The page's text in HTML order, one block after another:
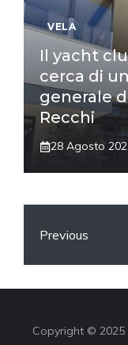
VELA
Il yacht
cerca di
generale
Recchi
28 Agosto
Previous
Copyright © 2025